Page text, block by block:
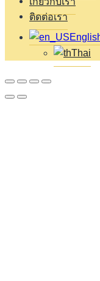
ติดต่อเรา
Thai